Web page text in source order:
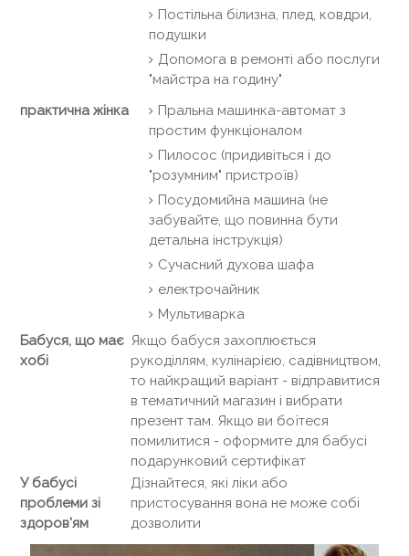
Постільна білизна, плед, ковдри,
подушки
Допомога в ремонті або послуги
"майстра на годину"
практична жінка
Пральна машинка-автомат з
простим функціоналом
Пилосос (придивіться і до
"розумним" пристроїв)
Посудомийна машина (не
забувайте, що повинна бути
детальна інструкція)
Сучасний духова шафа
електрочайник
Мультиварка
Бабуся, що має
хобі
Якщо бабуся захоплюється
рукоділлям, кулінарією, садівництвом,
то найкращий варіант - відправитися
в тематичний магазин і вибрати
презент там. Якщо ви боїтеся
помилитися - оформите для бабусі
подарунковий сертифікат
У бабусі
проблеми зі
здоров'ям
Дізнайтеся, які ліки або
пристосування вона не може собі
дозволити